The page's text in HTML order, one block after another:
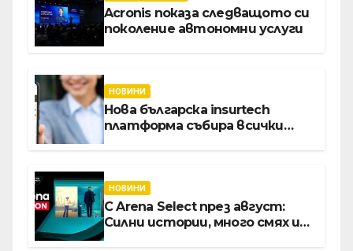
Acronis показа следващото си
поколение автономни услуги
НОВИНИ
Нова българска insurtech
платформа събира всички
НОВИНИ
С Arena Select през август:
Силни истории, много смях и